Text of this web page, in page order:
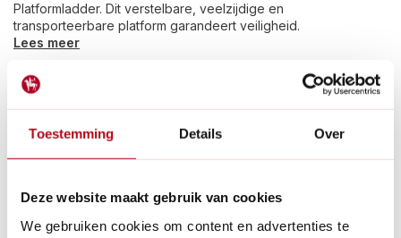
Toestemming Details Over
Deze website maakt gebruik van cookies
We gebruiken cookies om content en advertenties te
Platformladder. Dit verstelbare, veelzijdige en
transporteerbare platform garandeert veiligheid.
Lees meer
Betaal achteraf met Riverty.
Groot transport:De verzendkosten zijn €14,95 in
Nederland en €35,- in België.
dagen bedenktijd
Nieuw: Haal je bestelling in Wilnis bij ons op!
Stel een vraag over dit product